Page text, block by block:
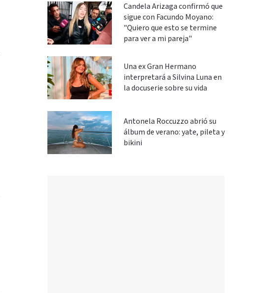
Candela Arizaga confirmó que
sigue con Facundo Moyano:
"Quiero que esto se termine
para ver a mi pareja"
Una ex Gran Hermano
interpretará a Silvina Luna en
la docuserie sobre su vida
Antonela Roccuzzo abrió su
álbum de verano: yate, pileta y
bikini